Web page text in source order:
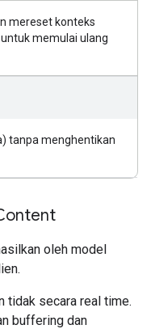
mereset konteks
memulai ulang
tanpa menghentikan
oleh model
tidak secara real time.
buffering dan